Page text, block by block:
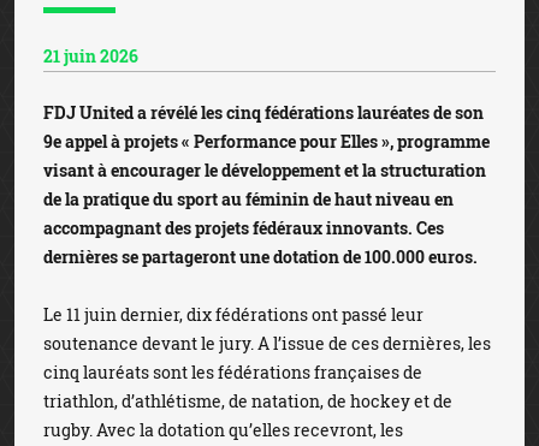
21 juin 2026
FDJ United a révélé les cinq fédérations lauréates de son
9e appel à projets « Performance pour Elles », programme
visant à encourager le développement et la structuration
de la pratique du sport au féminin de haut niveau en
accompagnant des projets fédéraux innovants. Ces
dernières se partageront une dotation de 100.000 euros.
Le 11 juin dernier, dix fédérations ont passé leur
soutenance devant le jury. A l’issue de ces dernières, les
cinq lauréats sont les fédérations françaises de
triathlon, d’athlétisme, de natation, de hockey et de
rugby. Avec la dotation qu’elles recevront, les